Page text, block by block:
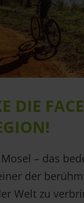
DIE
– das
der
Welt zu